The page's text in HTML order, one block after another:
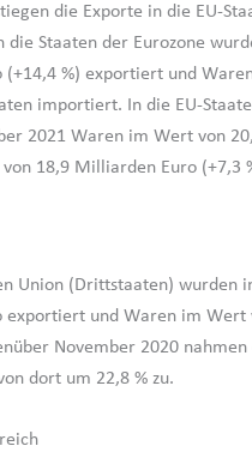
die Exporte in die EU-
die Staaten der Eurozone
%) exportiert und
importiert. In die EU-
2021 Waren im Wert von
18,9 Milliarden Euro (+7,3
Union (Drittstaaten) wurden
und Waren im
November 2020
dort um 22,8 % zu.